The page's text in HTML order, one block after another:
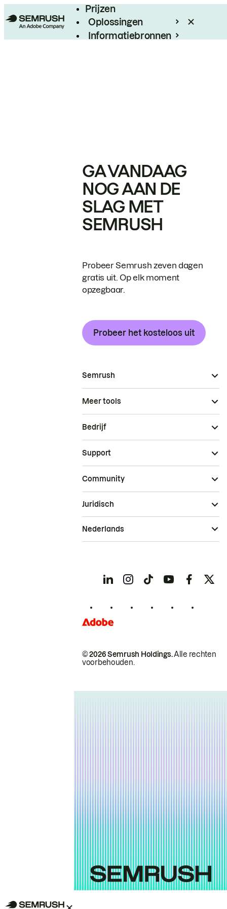
Prijzen
Oplossingen
Informatiebronnen
GA VANDAAG
NOG AAN DE
SLAG MET
SEMRUSH
Probeer Semrush zeven dagen
gratis uit. Op elk moment
opzegbaar.
Probeer het kosteloos uit
Semrush
Meer tools
Bedrijf
Support
Community
© 2026 Semrush Holdings.Alle rechten
voorbehouden.
Juridisch
Nederlands